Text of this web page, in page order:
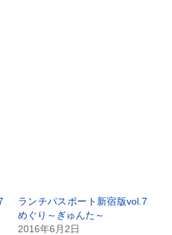
ランチパスポート新宿版vol.7
めぐり～ぎゅんた～
2016年6月2日